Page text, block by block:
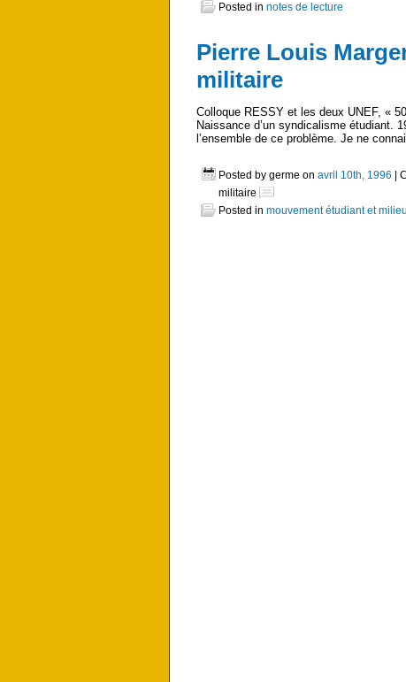
Posted in notes de lecture
Pierre Louis
militaire
Colloque RESSY et les deux UNEF, «
Naissance d’un syndicalisme étudiant.
l’ensemble de ce problème. Je ne
Posted by germe on avril 10th, 1996
militaire
Posted in mouvement étudiant et